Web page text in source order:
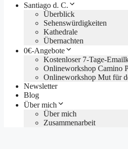
Santiago d. C.
Überblick
Sehenswürdigkeiten
Kathedrale
Übernachten
0€-Angebote
Kostenloser 7-Tage-
Onlineworkshop Camino
Onlineworkshop Mut für
Newsletter
Blog
Über mich
Über mich
Zusammenarbeit